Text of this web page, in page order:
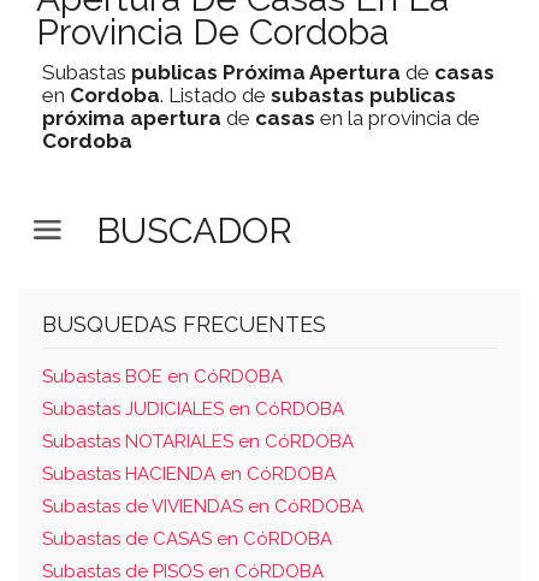
Provincia De Cordoba
Subastas publicas Próxima Apertura de casas
en Cordoba. Listado de subastas publicas
próxima apertura de casas en la provincia de
Cordoba
BUSCADOR
BUSQUEDAS FRECUENTES
Subastas BOE en CóRDOBA
Subastas JUDICIALES en CóRDOBA
Subastas NOTARIALES en CóRDOBA
Subastas HACIENDA en CóRDOBA
Subastas de VIVIENDAS en CóRDOBA
Subastas de CASAS en CóRDOBA
Subastas de PISOS en CóRDOBA